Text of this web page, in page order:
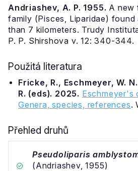
Andriashev, A. P. 1955. A new
family (Pisces, Liparidae)
than 7 kilometers. Trudy
P. P. Shirshova v. 12: 340-344.
Použitá literatura
Fricke, R., Eschmeyer, W.
R. (eds). 2025. Eschmeyer's
Genera, species, references.
Přehled druhů
Pseudoliparis
(Andriashev, 1955)